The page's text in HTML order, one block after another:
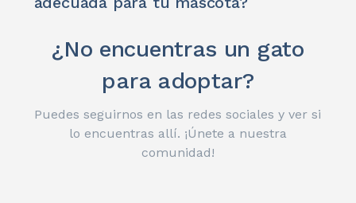
¿No encuentras un gato
para adoptar?
Puedes seguirnos en las redes sociales y ver si
lo encuentras allí. ¡Únete a nuestra
comunidad!